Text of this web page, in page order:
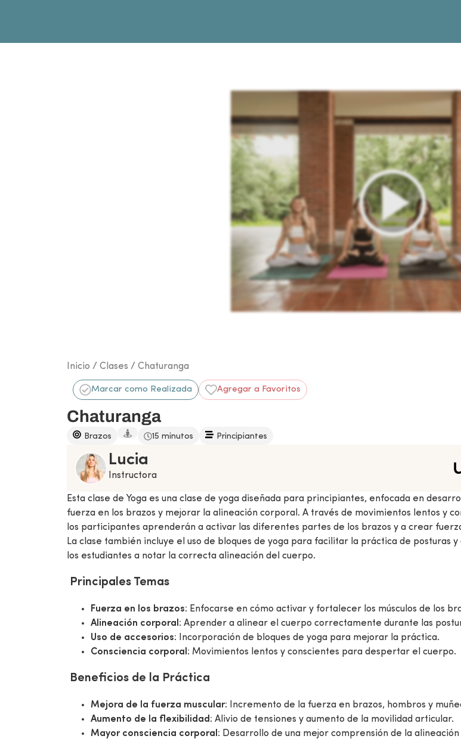
Inicio / Clases / Chaturanga
Marcar como Realizada Agregar a Favoritos
Chaturanga
Brazos 15 minutos Principiantes
Lucia
Instructora
Esta clase de Yoga es una clase de yoga diseñada para principiantes, enfocada en
fuerza en los brazos y mejorar la alineación corporal. A través de movimientos lentos y
los participantes aprenderán a activar las diferentes partes de los brazos y a crear
La clase también incluye el uso de bloques de yoga para facilitar la práctica de posturas y
los estudiantes a notar la correcta alineación del cuerpo.
Principales Temas
Fuerza en los brazos: Enfocarse en cómo activar y fortalecer los músculos de los
Alineación corporal : Aprender a alinear el cuerpo correctamente durante las
Uso de accesorios: Incorporación de bloques de yoga para mejorar la práctica.
Consciencia corporal : Movimientos lentos y conscientes para despertar el cuerpo.
Beneficios de la Práctica
Mejora de la fuerza muscular: Incremento de la fuerza en brazos, hombros y
Aumento de la flexibilidad : Alivio de tensiones y aumento de la movilidad articular.
Mayor consciencia corporal : Desarrollo de una mejor comprensión de la